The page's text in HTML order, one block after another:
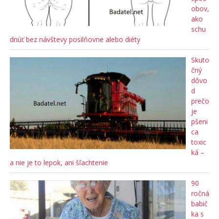
obov,
ako
schu
dnúť bez návštevy posilňovne alebo diéty
Skuto
čný
dôvo
d
prečo
je
pšeni
ca
toxic
ká –
a nie je to lepok, ani šľachtenie
90
ročná
babič
ka s